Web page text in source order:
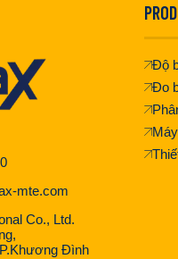
mte.com
Co., Ltd.
Đình
Độ
Đo